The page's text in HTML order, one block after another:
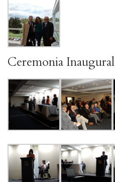
Ceremonia Inaugural